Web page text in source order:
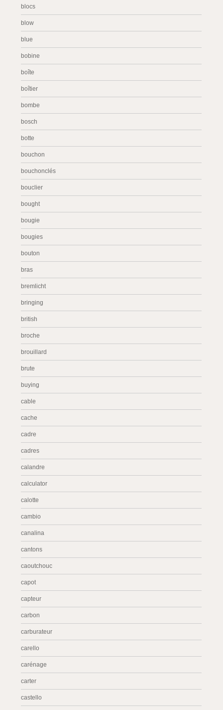
blocs
blow
blue
bobine
boîte
boîtier
bombe
bosch
botte
bouchon
bouchonclés
bouclier
bought
bougie
bougies
bouton
bras
bremlicht
bringing
british
broche
brouillard
brute
buying
cable
cache
cadre
cadres
calandre
calculator
calotte
cambio
canalina
cantons
caoutchouc
capot
capteur
carbon
carburateur
carello
carénage
carter
castello